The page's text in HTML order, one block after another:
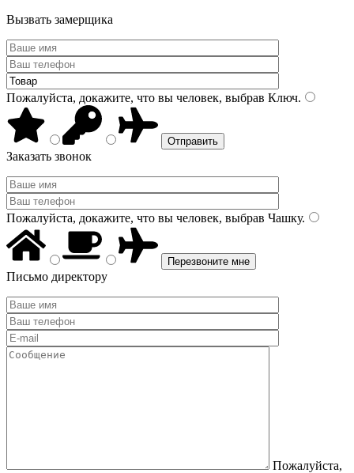
Вызвать замерщика
Пожалуйста, докажите, что вы человек, выбрав Ключ.
Заказать звонок
Пожалуйста, докажите, что вы человек, выбрав Чашку.
Письмо директору
Пожалуйста,